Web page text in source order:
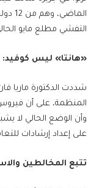
التفشي مطلع مايو
«هانتا» ليس كوفيد:
شددت الدكتورة ماريا
المنظمة، على أن
على إعداد إرشادات
تتبع المخالطين